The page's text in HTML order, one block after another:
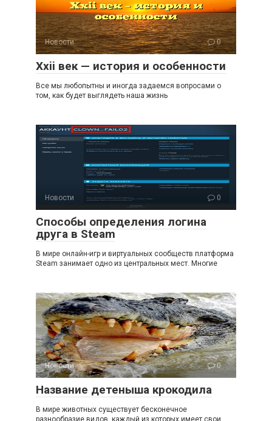
Новости 0
Xxii век — история и особенности
Все мы любопытны и иногда задаемся вопросами о
том, как будет выглядеть наша жизнь
Новости 0
Способы определения логина
друга в Steam
В мире онлайн-игр и виртуальных сообществ платформа
Steam занимает одно из центральных мест. Многие
Новости 0
Название детеныша крокодила
В мире животных существует бесконечное
разнообразие видов, каждый из которых имеет свои